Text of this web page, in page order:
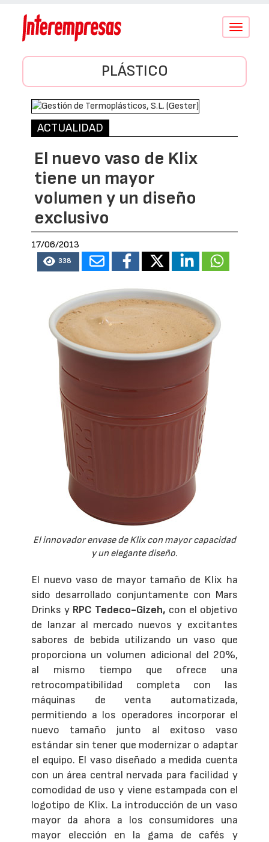
Conmutar
PLÁSTICO
ACTUALIDAD
El nuevo vaso de Klix
tiene un mayor
volumen y un diseño
exclusivo
17/06/2013
338
El innovador envase de Klix con mayor capacidad
y un elegante diseño.
El nuevo vaso de mayor tamaño de Klix ha
sido desarrollado conjuntamente con Mars
Drinks y RPC Tedeco-Gizeh, con el objetivo
de lanzar al mercado nuevos y excitantes
sabores de bebida utilizando un vaso que
proporciona un volumen adicional del 20%,
al mismo tiempo que ofrece una
retrocompatibilidad completa con las
máquinas de venta automatizada,
permitiendo a los operadores incorporar el
nuevo tamaño junto al exitoso vaso
estándar sin tener que modernizar o adaptar
el equipo. El vaso diseñado a medida cuenta
con un área central nervada para facilidad y
comodidad de uso y viene estampada con el
logotipo de Klix. La introducción de un vaso
mayor da ahora a los consumidores una
mayor elección en la gama de cafés y